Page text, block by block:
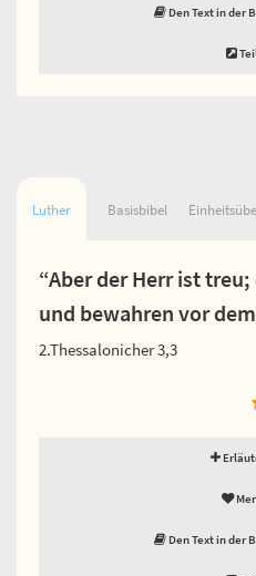
Den Text in der
Luther Basisbibel
“Aber der Herr ist
und bewahren vor
2.Thessalonicher 3,3
Den Text in der